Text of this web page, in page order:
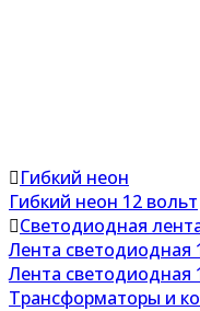
Гибкий неон
Гибкий неон 12 вольт
Светодиодная
Лента светодиодная
Лента светодиодная
Трансформаторы и